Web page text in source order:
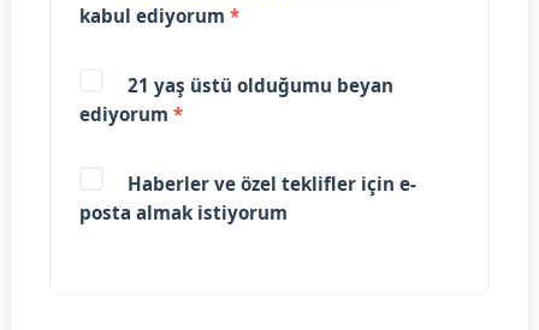
kabul ediyorum *
21 yaş üstü olduğumu beyan
ediyorum *
Haberler ve özel teklifler için e-
posta almak istiyorum